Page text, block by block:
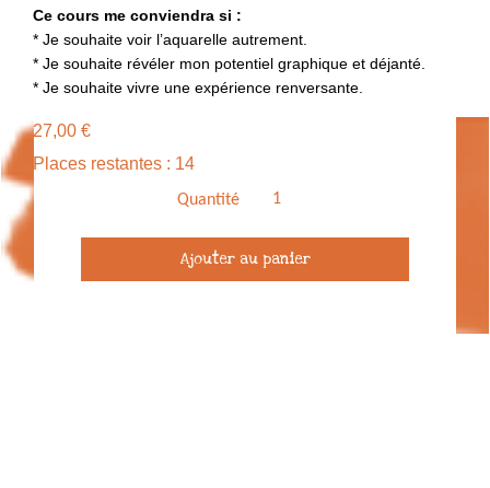
Ce cours me conviendra si :
* Je souhaite voir l’aquarelle autrement.
* Je souhaite révéler mon potentiel graphique et déjanté.
* Je souhaite vivre une expérience renversante.
27,00 €
Places restantes : 14
Quantité
de
Ajouter au panier